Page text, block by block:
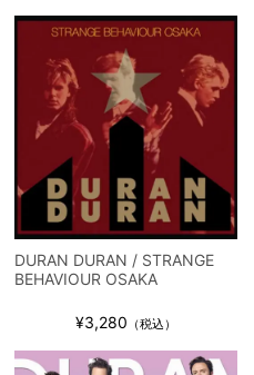
日 英国シェフィールド公演 完
2024.6.9
W.O.A. 公演 FHD 完全収録！
2024.6.9
日 ドイツ W.O.A. 公演 FHD 完
2024.6.9
ロラド州 2公演 SBD 完全収録！
DURAN DURAN / STRANGE
BEHAVIOUR OSAKA
¥3,280 （税込）